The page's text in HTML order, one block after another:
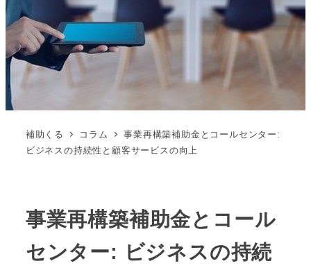
補助くる コラム
事業再構築補助金とコールセンター:
ビジネスの持続性と顧客サービスの向上
事業再構築補助金とコール
センター: ビジネスの持続